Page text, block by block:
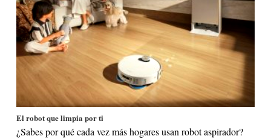
El robot que limpia por ti
¿Sabes por qué cada vez más hogares usan robot aspirador?